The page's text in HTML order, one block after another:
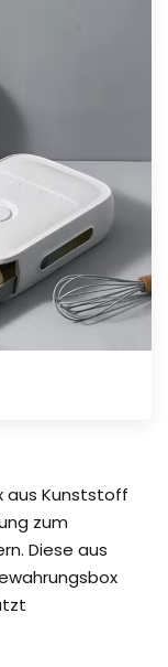
aus Kunststoff
zum
Diese aus